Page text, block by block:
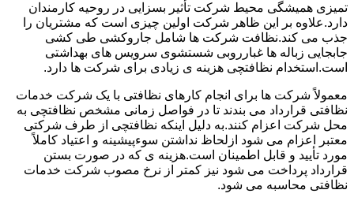
تمیزی همیشگی محیط شرکت تأثیر بسزایی در روحیه کارمندان
دارد.علاوه بر این ظاهر شرکت اولین چیزی است که مشتریان را
جذب می کند.نظافت شرکت ها شامل جاروکشی طی کشی
جابجایی زباله ها غبارروبی شستشوی سرویس های بهداشتی
است.استخدام نظافتچی هزینه ی زیادی برای شرکت ها دارد.
معمولاً شرکت ها برای انجام کارهای نظافتی با یک شرکت خدمات
نظافتی قرارداد می بندند تا در فواصل زمانی مشخص نظافتچی به
محل شرکت اعزام کنند.به دلیل اینکه نظافتچی از طرف شرکتی
معتبر اعزام می شود ازلحاظ نداشتن سوءپیشینه و اعتیاد کاملاً
مورد تأیید و قابل اطمینان است.هزینه ی که در صورت بستن
قرارداد پرداخت می شود نیز کمتر از نرخ مصوب شرکت خدمات
نظافتی محاسبه می شود.